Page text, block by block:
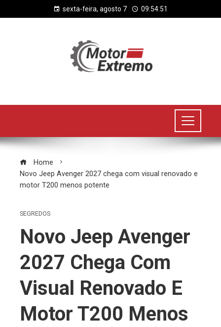
sexta-feira, agosto 7 09:54:52
Home
Novo Jeep Avenger 2027 chega com visual renovado e
motor T200 menos potente
SEGREDOS
Novo Jeep Avenger
2027 Chega Com
Visual Renovado E
Motor T200 Menos